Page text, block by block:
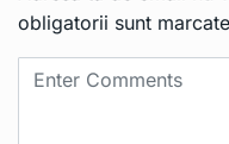
obligatorii sunt